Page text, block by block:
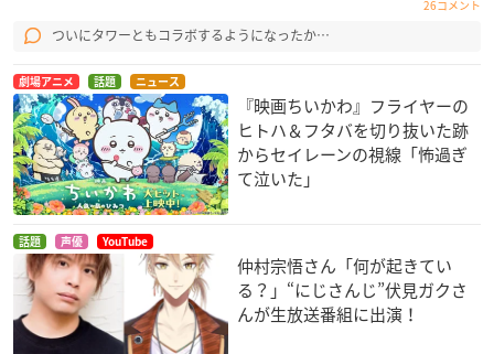
26コメント
ついにタワーともコラボするようになったか…
劇場アニメ 話題 ニュース
『映画ちいかわ』フライヤーの
ヒトハ＆フタバを切り抜いた跡
からセイレーンの視線「怖過ぎ
て泣いた」
話題 声優 YouTube
仲村宗悟さん「何が起きてい
る？」“にじさんじ”伏見ガクさ
んが生放送番組に出演！